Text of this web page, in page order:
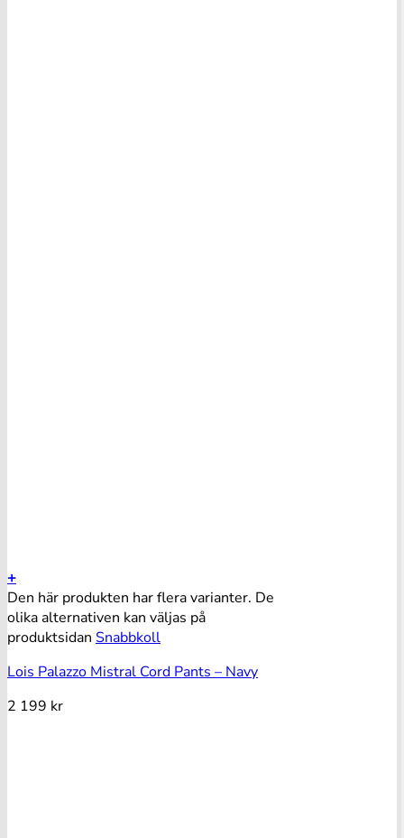
+
Den här produkten har flera varianter. De
olika alternativen kan väljas på
produktsidan Snabbkoll
Lois Palazzo Mistral Cord Pants – Navy
2 199 kr